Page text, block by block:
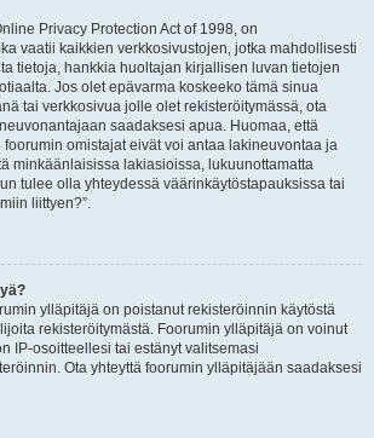
Privacy Protection Act of 1998, on
vaatii kaikkien verkkosivustojen, jotka mahdollisesti
tietoja, hankkia huoltajan kirjallisen luvan tietojen
Jos olet epävarma koskeeko tämä sinua
tai verkkosivua jolle olet rekisteröitymässä, ota
saadaksesi apua. Huomaa, että
omistajat eivät voi antaa lakineuvontaa ja
minkäänlaisissa lakiasioissa, lukuunottamatta
tulee olla yhteydessä väärinkäytöstapauksissa tai
liittyen?”.
ylläpitäjä on poistanut rekisteröinnin käytöstä
rekisteröitymästä. Foorumin ylläpitäjä on voinut
IP-osoitteellesi tai estänyt valitsemasi
Ota yhteyttä foorumin ylläpitäjään saadaksesi